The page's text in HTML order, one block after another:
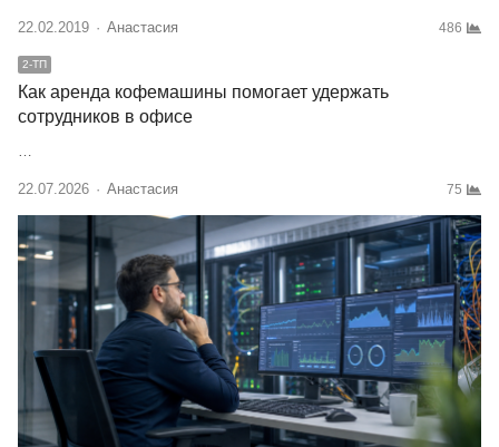
22.02.2019 Author
Анастасия 486
2-ТП
Как аренда кофемашины помогает удержать
сотрудников в офисе
…
22.07.2026 Author
Анастасия 75